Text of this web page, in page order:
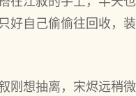
好自己偷偷往回收，
刚想抽离，宋烬远稍